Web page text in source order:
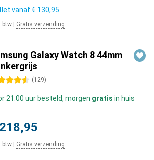
vanaf€ 130,95
btw Gratis verzending
Galaxy Watch 8 44mm
sterren (129)
21:00 uur besteld, morgen gratis in huis
btw Gratis verzending